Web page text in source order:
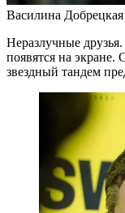
Василина Добрецкая
Неразлучные
появятся на экране.
звездный тандем